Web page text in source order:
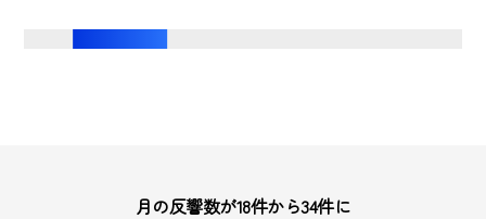
月の反響数が18件から34件に